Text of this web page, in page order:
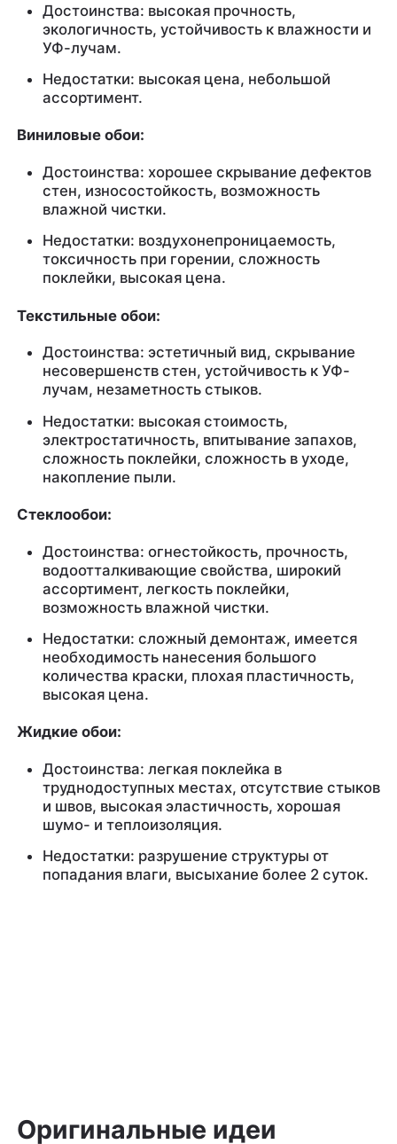
Достоинства: высокая прочность,
экологичность, устойчивость к влажности и
УФ-лучам.
Недостатки: высокая цена, небольшой
ассортимент.
Виниловые обои:
Достоинства: хорошее скрывание дефектов
стен, износостойкость, возможность
влажной чистки.
Недостатки: воздухонепроницаемость,
токсичность при горении, сложность
поклейки, высокая цена.
Текстильные обои:
Достоинства: эстетичный вид, скрывание
несовершенств стен, устойчивость к УФ-
лучам, незаметность стыков.
Недостатки: высокая стоимость,
электростатичность, впитывание запахов,
сложность поклейки, сложность в уходе,
накопление пыли.
Стеклообои:
Достоинства: огнестойкость, прочность,
водоотталкивающие свойства, широкий
ассортимент, легкость поклейки,
возможность влажной чистки.
Недостатки: сложный демонтаж, имеется
необходимость нанесения большого
количества краски, плохая пластичность,
высокая цена.
Жидкие обои:
Достоинства: легкая поклейка в
труднодоступных местах, отсутствие стыков
и швов, высокая эластичность, хорошая
шумо- и теплоизоляция.
Недостатки: разрушение структуры от
попадания влаги, высыхание более 2 суток.
Оригинальные идеи